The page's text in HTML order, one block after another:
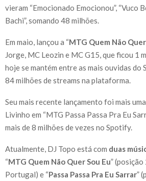
vieram “Emocionado Emocionou”, “Vuco
Bachi”, somando 48 milhões.
Em maio, lançou a “MTG Quem Não
Jorge, MC Leozin e MC G15, que ficou 1
hoje se mantém entre as mais ouvidas
84 milhões de streams na plataforma.
Seu mais recente lançamento foi mais
Livinho em “MTG Passa Passa Pra Eu
mais de 8 milhões de vezes no Spotify.
Atualmente, DJ Topo está com duas
“MTG Quem Não Quer Sou Eu”
Portugal) e “Passa Passa Pra Eu Sarrar”